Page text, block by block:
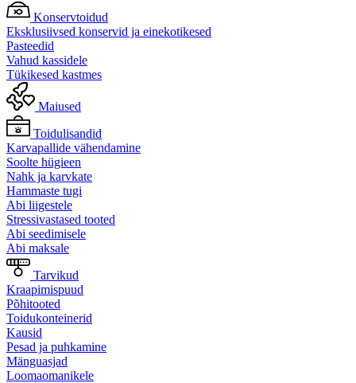
Konservtoidud
Eksklusiivsed konservid ja einekotikesed
Pasteedid
Vahud kassidele
Tükikesed kastmes
Maiused
Toidulisandid
Karvapallide vähendamine
Soolte hügieen
Nahk ja karvkate
Hammaste tugi
Abi liigestele
Stressivastased tooted
Abi seedimisele
Abi maksale
Tarvikud
Kraapimispuud
Põhitooted
Toidukonteinerid
Kausid
Pesad ja puhkamine
Mänguasjad
Loomaomanikele